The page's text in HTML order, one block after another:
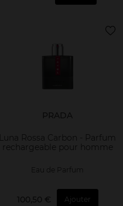
PRADA
Luna Rossa Carbon - Parfum
rechargeable pour homme
Eau de Parfum
100,50 € Ajouter